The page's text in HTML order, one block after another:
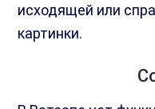
исходящей или
картинки.